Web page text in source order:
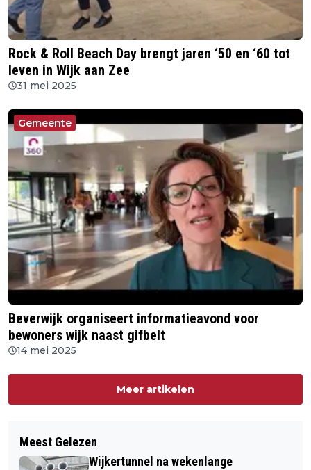
Rock & Roll Beach Day brengt jaren ‘50 en ‘60 tot
leven in Wijk aan Zee
31 mei 2025
Gemeente
Beverwijk organiseert informatieavond voor
bewoners wijk naast gifbelt
14 mei 2025
Meer artikelen
Meest Gelezen
Wijkertunnel na wekenlange